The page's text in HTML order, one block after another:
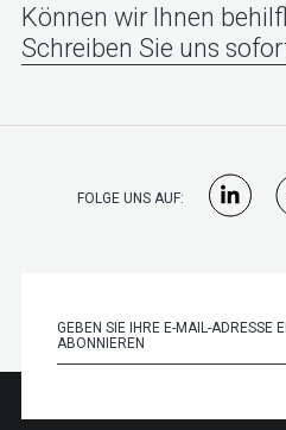
Können wir Ihnen
Schreiben Sie uns
FOLGE UNS AUF: